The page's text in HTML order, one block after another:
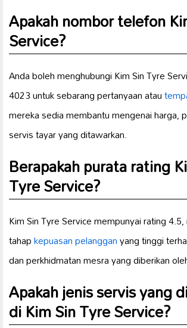
Apakah nombor telefon
Service?
Anda boleh menghubungi Kim Sin Tyre
4023 untuk sebarang pertanyaan atau
mereka sedia membantu mengenai harga,
servis tayar yang ditawarkan.
Berapakah purata rating
Tyre Service?
Kim Sin Tyre Service mempunyai rating
tahapkepuasan pelangganyang tinggi
dan perkhidmatan mesra yang diberikan
Apakah jenis servis yang
di Kim Sin Tyre Service?